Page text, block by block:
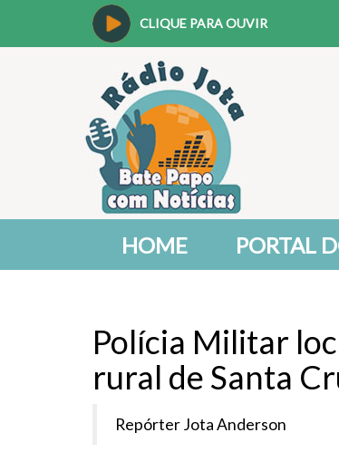
CLIQUE PARA OUVIR
HOME PORTAL
Polícia Militar
rural de Santa
Repórter Jota Anderson